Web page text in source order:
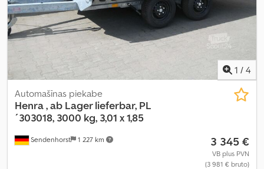
1 / 4
Sendenhorst 1 227 km
Automašīnas piekabe
Henra, ab Lager lieferbar, PL
´303018, 3000 kg, 3,01 x 1,85
3 345 €
VB plus PVN
(3 981 € bruto)